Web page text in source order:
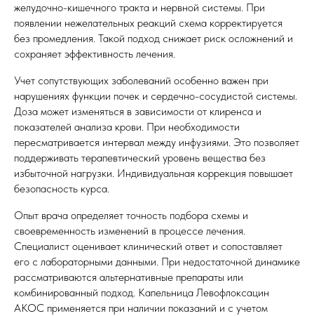
желудочно-кишечного тракта и нервной системы. При
появлении нежелательных реакций схема корректируется
без промедления. Такой подход снижает риск осложнений и
сохраняет эффективность лечения.
Учет сопутствующих заболеваний особенно важен при
нарушениях функции почек и сердечно-сосудистой системы.
Доза может изменяться в зависимости от клиренса и
показателей анализа крови. При необходимости
пересматривается интервал между инфузиями. Это позволяет
поддерживать терапевтический уровень вещества без
избыточной нагрузки. Индивидуальная коррекция повышает
безопасность курса.
Опыт врача определяет точность подбора схемы и
своевременность изменений в процессе лечения.
Специалист оценивает клинический ответ и сопоставляет
его с лабораторными данными. При недостаточной динамике
рассматриваются альтернативные препараты или
комбинированный подход. Капельница Левофлоксацин
АКОС применяется при наличии показаний и с учетом